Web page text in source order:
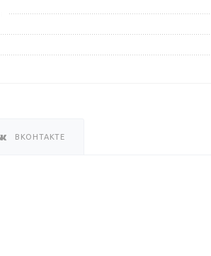
ВКОНТАКТЕ